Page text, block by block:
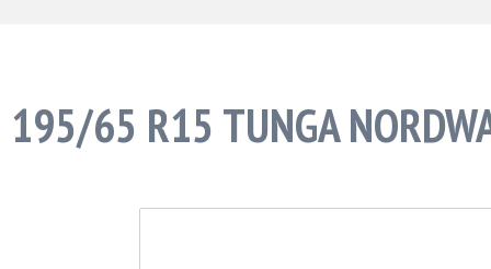
195/65 R15 TUNGA